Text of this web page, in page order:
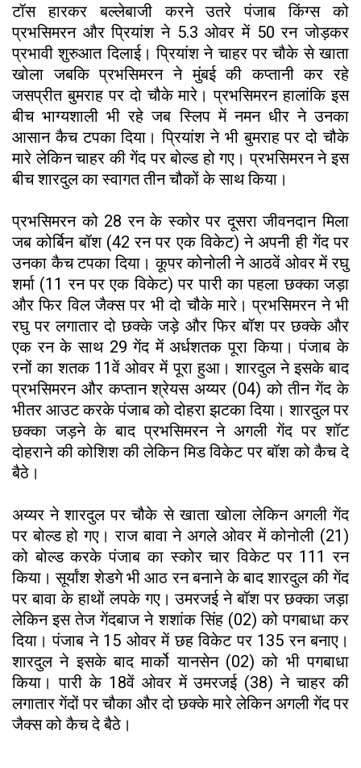
टॉस हारकर बल्लेबाजी करने उतरे पंजाब किंग्स को
प्रभसिमरन और प्रियांश ने 5.3 ओवर में 50 रन जोड़कर
प्रभावी शुरुआत दिलाई। प्रियांश ने चाहर पर चौके से खाता
खोला जबकि प्रभसिमरन ने मुंबई की कप्तानी कर रहे
जसप्रीत बुमराह पर दो चौके मारे। प्रभसिमरन हालांकि इस
बीच भाग्यशाली भी रहे जब स्लिप में नमन धीर ने उनका
आसान कैच टपका दिया। प्रियांश ने भी बुमराह पर दो चौके
मारे लेकिन चाहर की गेंद पर बोल्ड हो गए। प्रभसिमरन ने इस
बीच शारदुल का स्वागत तीन चौकों के साथ किया।
प्रभसिमरन को 28 रन के स्कोर पर दूसरा जीवनदान मिला
जब कोर्बिन बॉश (42 रन पर एक विकेट) ने अपनी ही गेंद पर
उनका कैच टपका दिया। कूपर कोनोली ने आठवें ओवर में रघु
शर्मा (11 रन पर एक विकेट) पर पारी का पहला छक्का जड़ा
और फिर विल जैक्स पर भी दो चौके मारे। प्रभसिमरन ने भी
रघु पर लगातार दो छक्के जड़े और फिर बॉश पर छक्के और
एक रन के साथ 29 गेंद में अर्धशतक पूरा किया। पंजाब के
रनों का शतक 11वें ओवर में पूरा हुआ। शारदुल ने इसके बाद
प्रभसिमरन और कप्तान श्रेयस अय्यर (04) को तीन गेंद के
भीतर आउट करके पंजाब को दोहरा झटका दिया। शारदुल पर
छक्का जड़ने के बाद प्रभसिमरन ने अगली गेंद पर शॉट
दोहराने की कोशिश की लेकिन मिड विकेट पर बॉश को कैच दे
बैठे।
अय्यर ने शारदुल पर चौके से खाता खोला लेकिन अगली गेंद
पर बोल्ड हो गए। राज बावा ने अगले ओवर में कोनोली (21)
को बोल्ड करके पंजाब का स्कोर चार विकेट पर 111 रन
किया। सूर्यांश शेडगे भी आठ रन बनाने के बाद शारदुल की गेंद
पर बावा के हाथों लपके गए। उमरजई ने बॉश पर छक्का जड़ा
लेकिन इस तेज गेंदबाज ने शशांक सिंह (02) को पगबाधा कर
दिया। पंजाब ने 15 ओवर में छह विकेट पर 135 रन बनाए।
शारदुल ने इसके बाद मार्को यानसेन (02) को भी पगबाधा
किया। पारी के 18वें ओवर में उमरजई (38) ने चाहर की
लगातार गेंदों पर चौका और दो छक्के मारे लेकिन अगली गेंद पर
जैक्स को कैच दे बैठे।